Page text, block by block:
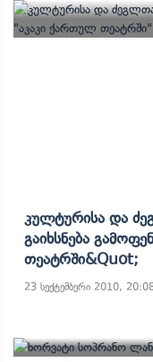
Კულტურისა Და
Გაიხსნება
Თეატრში&quot;
23 სექტემბერი 2010,